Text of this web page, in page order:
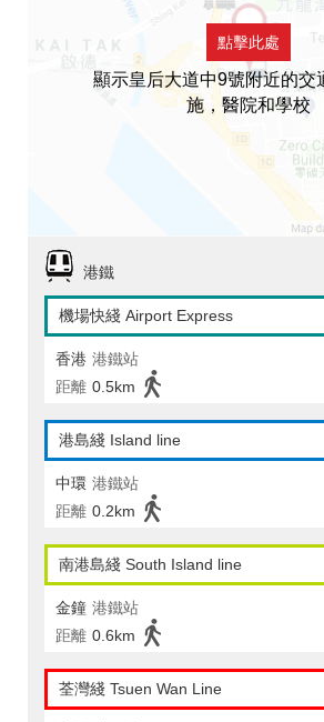
點擊此處
顯示皇后大道中9號附近的交
施，醫院和學校
港鐵
機場快綫 Airport Express
香港 港鐵站
距離 0.5km
港島綫 Island line
中環 港鐵站
距離 0.2km
南港島綫 South Island line
金鐘 港鐵站
距離 0.6km
荃灣綫 Tsuen Wan Line